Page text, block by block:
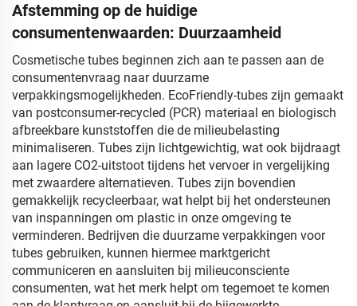
Afstemming op de huidige
consumentenwaarden: Duurzaamheid
Cosmetische tubes beginnen zich aan te passen aan de
consumentenvraag naar duurzame
verpakkingsmogelijkheden. EcoFriendly-tubes zijn gemaakt
van postconsumer-recycled (PCR) materiaal en biologisch
afbreekbare kunststoffen die de milieubelasting
minimaliseren. Tubes zijn lichtgewichtig, wat ook bijdraagt
aan lagere CO2-uitstoot tijdens het vervoer in vergelijking
met zwaardere alternatieven. Tubes zijn bovendien
gemakkelijk recycleerbaar, wat helpt bij het ondersteunen
van inspanningen om plastic in onze omgeving te
verminderen. Bedrijven die duurzame verpakkingen voor
tubes gebruiken, kunnen hiermee marktgericht
communiceren en aansluiten bij milieuconsciente
consumenten, wat het merk helpt om tegemoet te komen